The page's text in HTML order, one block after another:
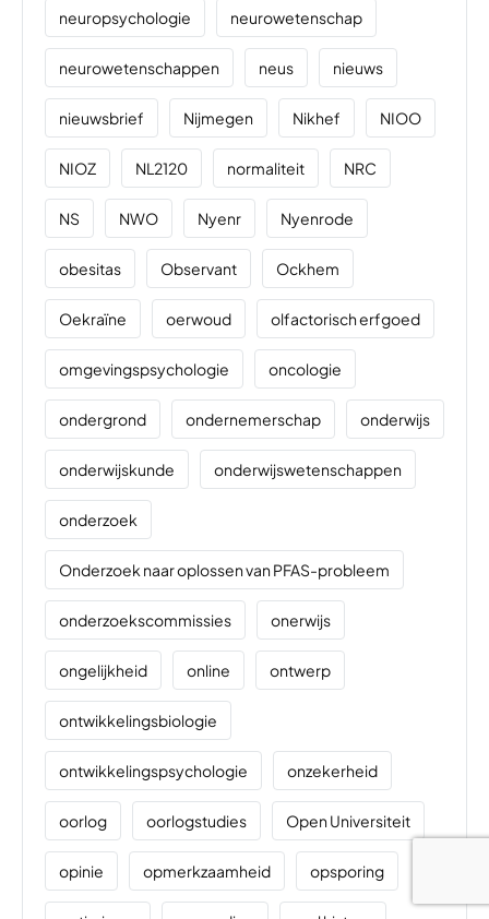
neuropsychologie neurowetenschap
neurowetenschappen neus nieuws
nieuwsbrief Nijmegen Nikhef NIOO
NIOZ NL2120 normaliteit NRC
NS NWO Nyenr Nyenrode
obesitas Observant Ockhem
Oekraïne oerwoud olfactorisch erfgoed
omgevingspsychologie oncologie
ondergrond ondernemerschap onderwijs
onderwijskunde onderwijswetenschappen
onderzoek
Onderzoek naar oplossen van PFAS-probleem
onderzoekscommissies onerwijs
ongelijkheid online ontwerp
ontwikkelingsbiologie
ontwikkelingspsychologie onzekerheid
oorlog oorlogstudies Open Universiteit
opinie opmerkzaamheid opsporing